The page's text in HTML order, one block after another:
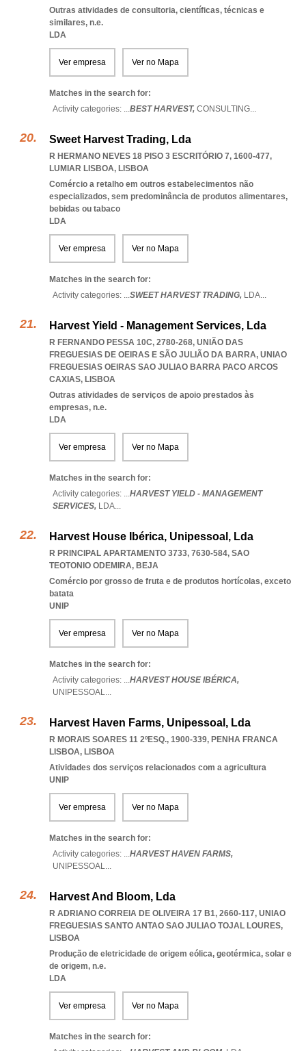
Outras atividades de consultoria, científicas, técnicas e
similares, n.e.
LDA
Ver empresa Ver no Mapa
Matches in the search for:
Activity categories: ...BEST HARVEST, CONSULTING...
Sweet Harvest Trading, Lda
R HERMANO NEVES 18 PISO 3 ESCRITÓRIO 7, 1600-477,
LUMIAR LISBOA, LISBOA
Comércio a retalho em outros estabelecimentos não
especializados, sem predominância de produtos alimentares,
bebidas ou tabaco
LDA
Ver empresa Ver no Mapa
Matches in the search for:
Activity categories: ...SWEET HARVEST TRADING, LDA...
Harvest Yield - Management Services, Lda
R FERNANDO PESSA 10C, 2780-268, UNIÃO DAS
FREGUESIAS DE OEIRAS E SÃO JULIÃO DA BARRA, UNIAO
FREGUESIAS OEIRAS SAO JULIAO BARRA PACO ARCOS
CAXIAS, LISBOA
Outras atividades de serviços de apoio prestados às
empresas, n.e.
LDA
Ver empresa Ver no Mapa
Matches in the search for:
Activity categories: ...HARVEST YIELD - MANAGEMENT
SERVICES, LDA...
Harvest House Ibérica, Unipessoal, Lda
R PRINCIPAL APARTAMENTO 3733, 7630-584, SAO
TEOTONIO ODEMIRA, BEJA
Comércio por grosso de fruta e de produtos hortícolas, exceto
batata
UNIP
Ver empresa Ver no Mapa
Matches in the search for:
Activity categories: ...HARVEST HOUSE IBÉRICA,
UNIPESSOAL...
Harvest Haven Farms, Unipessoal, Lda
R MORAIS SOARES 11 2ºESQ., 1900-339, PENHA FRANCA
LISBOA, LISBOA
Atividades dos serviços relacionados com a agricultura
UNIP
Ver empresa Ver no Mapa
Matches in the search for:
Activity categories: ...HARVEST HAVEN FARMS,
UNIPESSOAL...
Harvest And Bloom, Lda
R ADRIANO CORREIA DE OLIVEIRA 17 B1, 2660-117, UNIAO
FREGUESIAS SANTO ANTAO SAO JULIAO TOJAL LOURES,
LISBOA
Produção de eletricidade de origem eólica, geotérmica, solar e
de origem, n.e.
LDA
Ver empresa Ver no Mapa
Matches in the search for: